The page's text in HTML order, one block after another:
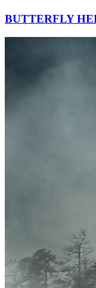
BUTTERFLY